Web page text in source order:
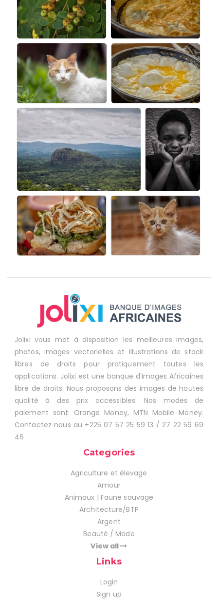
Jolixi vous met à disposition les meilleures images,
photos, images vectorielles et illustrations de stock
libres de droits pour pratiquement toutes les
applications. Jolixi est une banque d'Images Africaines
libre de droits. Nous proposons des images de hautes
qualité à des prix accessibles. Nos modes de
paiement sont: Orange Money, MTN Mobile Money.
Contactez nous au +225 07 57 25 59 13 / 27 22 59 69
46
Categories
Agriculture et élevage
Amour
Animaux | Faune sauvage
Architecture/BTP
Argent
Beauté / Mode
View all
Links
Login
Sign up